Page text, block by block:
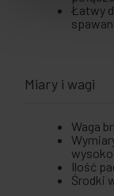
Łatwy
Miary i wagi
Waga
Ilość
Środki